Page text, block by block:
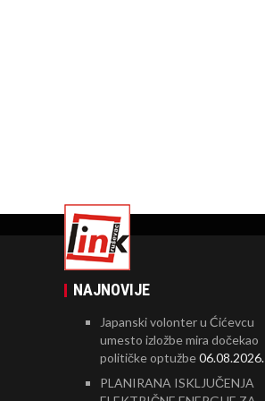
NAJNOVIJE
Japanski volonter u Ćićevcu
umesto izložbe mira dočekao
političke optužbe06.08.2026.
PLANIRANA ISKLJUČENJA